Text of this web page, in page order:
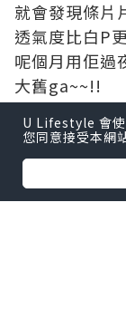
U Lifestyle 會
您同意接受本網